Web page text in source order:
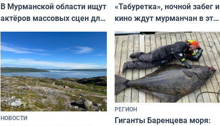
В Мурманской области ищут
актёров массовых сцен для
съёмок в
короткометражном фильме
«Табуретка», ночной забег и
кино ждут мурманчан в эти
выходные
НОВОСТИ
РЕГИОН
Гиганты Баренцева моря: